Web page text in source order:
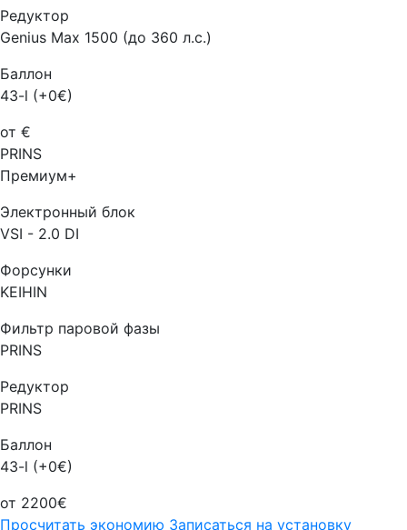
Редуктор
Genius Max 1500 (до 360 л.с.)
Баллон
43-l (+0€)
от €
PRINS
Премиум+
Электронный блок
VSI - 2.0 DI
Форсунки
KEIHIN
Фильтр паровой фазы
PRINS
Редуктор
PRINS
Баллон
43-l (+0€)
от 2200€
Просчитать экономию Записаться на установку